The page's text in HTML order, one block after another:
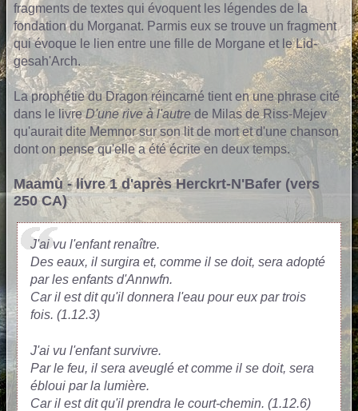
fragments de textes qui évoquent les légendes de la
fondation du Morganat. Parmis eux se trouve un fragment
qui évoque le lien entre une fille de Morgane et le Lid-
gesah'Arch.
La prophétie du Dragon réincarné tient en une phrase cité
dans le livreD'une rive à l'autre de Milas de Riss-Mejev
qu'aurait dite Memnor sur son lit de mort et d'une chanson
dont on pense qu'elle a été écrite en deux temps.
Maamù - livre 1 d'après Herckrt-N'Bafer (vers
250 CA)
J'ai vu l'enfant renaître.
Des eaux, il surgira et, comme il se doit, sera adopté
par les enfants d'Annwfn.
Car il est dit qu'il donnera l'eau pour eux par trois
fois. (1.12.3)
J'ai vu l'enfant survivre.
Par le feu, il sera aveuglé et comme il se doit, sera
ébloui par la lumière.
Car il est dit qu'il prendra le court-chemin. (1.12.6)